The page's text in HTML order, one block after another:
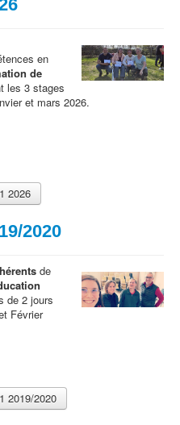
en
de
les 3 stages
et mars 2026.
2026
2020
de
de 2 jours
Février
2019/2020